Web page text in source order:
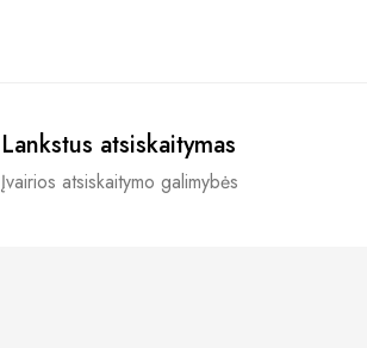
Lankstus atsiskaitymas
Įvairios atsiskaitymo galimybės